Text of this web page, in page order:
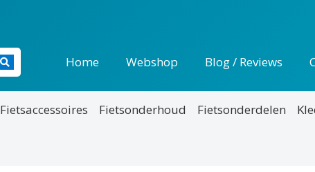
Home Webshop Blog / Reviews
Fietsaccessoires Fietsonderhoud Fietsonderdelen